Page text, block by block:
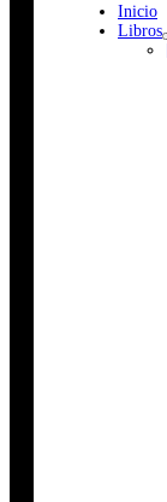
Inicio
Libros